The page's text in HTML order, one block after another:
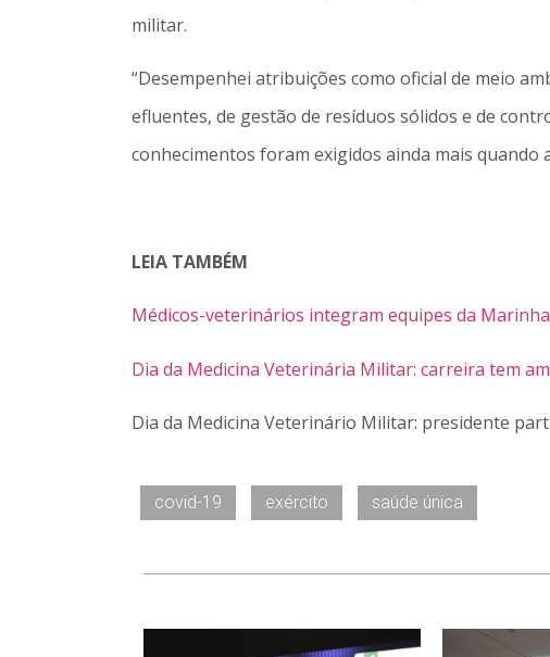
militar.
“Desempenhei atribuições como oficial de meio
efluentes, de gestão de resíduos sólidos e de
conhecimentos foram exigidos ainda mais quando
LEIA TAMBÉM
Médicos-veterinários integram equipes da Marinha
Dia da Medicina Veterinária Militar: carreira tem
Dia da Medicina Veterinário Militar: presidente
covid-19 exército saúde única